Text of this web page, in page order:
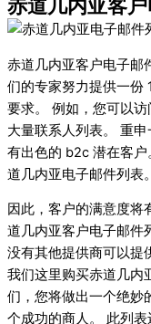
赤道几内亚客
赤道几内亚客户电子邮
们的专家努力提供一份
要求。 例如，您可以
大量联系人列表。 重
有出色的 b2c 潜在客
道几内亚电子邮件列表。
因此，客户的满意度将
道几内亚客户电子邮件
没有其他提供商可以提
我们这里购买赤道几内
们，您将做出一个绝妙
个成功的商人。 此列表